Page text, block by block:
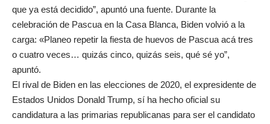
que ya está decidido”, apuntó una fuente. Durante la
celebración de Pascua en la Casa Blanca, Biden volvió a la
carga: «Planeo repetir la fiesta de huevos de Pascua acá tres
o cuatro veces… quizás cinco, quizás seis, qué sé yo”,
apuntó.
El rival de Biden en las elecciones de 2020, el expresidente de
Estados Unidos Donald Trump, sí ha hecho oficial su
candidatura a las primarias republicanas para ser el candidato